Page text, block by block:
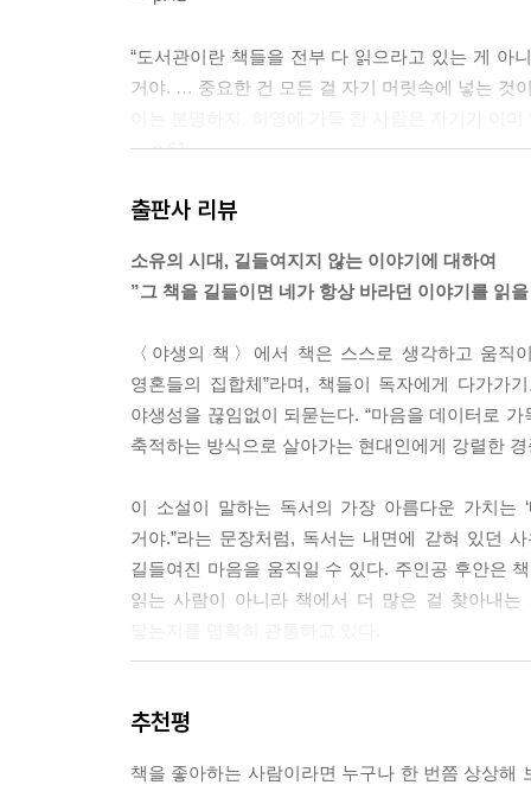
“도서관이란 책들을 전부 다 읽으라고 있는 게 아
거야. … 중요한 건 모든 걸 자기 머릿속에 넣는 것
--- p.61
“우리의 머리는 저마다 다른 기계처럼 작동하지.
“책들은 거울과 같아. 사람들은 누구나 자기들 머
--- p.144
“그 책이 그분들에게서 도망쳐 버렸대. 반항아 같
마처럼 말이야.”
“일하는 직관이 지식보다 가치가 있는 법이란다.”
--- p.218
--- p.191
출판사 리뷰
소유의 시대, 길들여지지 않는 이야기에 대하여
”그 책을 길들이면 네가 항상 바라던 이야기를 읽
〈야생의 책〉에서 책은 스스로 생각하고 움직
영혼들의 집합체”라며, 책들이 독자에게 다가가
야생성을 끊임없이 되묻는다. “마음을 데이터로
축적하는 방식으로 살아가는 현대인에게 강렬한
이 소설이 말하는 독서의 가장 아름다운 가치는
거야.”라는 문장처럼, 독서는 내면에 갇혀 있던
길들여진 마음을 움직일 수 있다. 주인공 후안은
읽는 사람이 아니라 책에서 더 많은 걸 찾아내는
아이와 어른의 경계를 넘나드는
추천평
책을 좋아하는 사람이라면 누구나 한 번쯤 상상해